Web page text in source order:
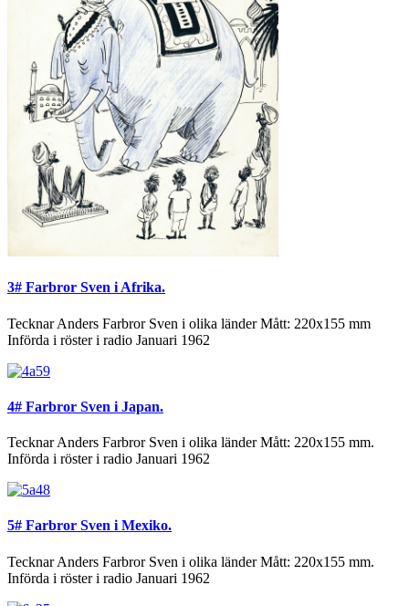
3# Farbror Sven i Afrika.
Tecknar Anders Farbror Sven i olika länder Mått: 220x155 mm
Införda i röster i radio Januari 1962
4# Farbror Sven i Japan.
Tecknar Anders Farbror Sven i olika länder Mått: 220x155 mm.
Införda i röster i radio Januari 1962
5# Farbror Sven i Mexiko.
Tecknar Anders Farbror Sven i olika länder Mått: 220x155 mm.
Införda i röster i radio Januari 1962